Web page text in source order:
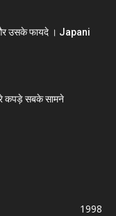
और उसके फायदे । Japani
कपड़े सबके सामने
1998